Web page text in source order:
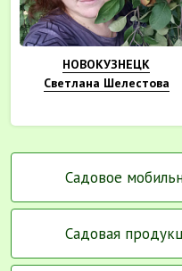
НОВОКУЗНЕЦК
Светлана Шелестова
Садовое
Садовая